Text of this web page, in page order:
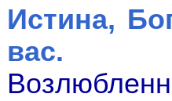
Истина,
вас.